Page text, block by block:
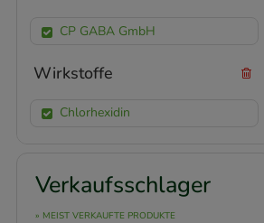
CP GABA GmbH
Wirkstoffe
Chlorhexidin
Verkaufsschlager
» MEIST VERKAUFTE PRODUKTE